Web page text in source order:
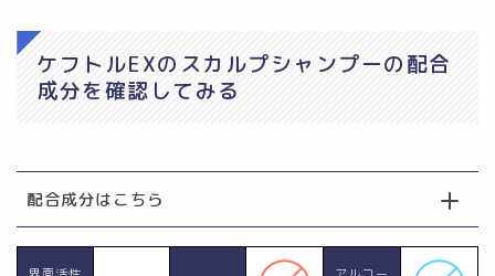
ケフトルEXのスカルプシャンプーの配合
成分を確認してみる
配合成分はこちら